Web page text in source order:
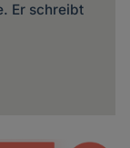
Er schreibt